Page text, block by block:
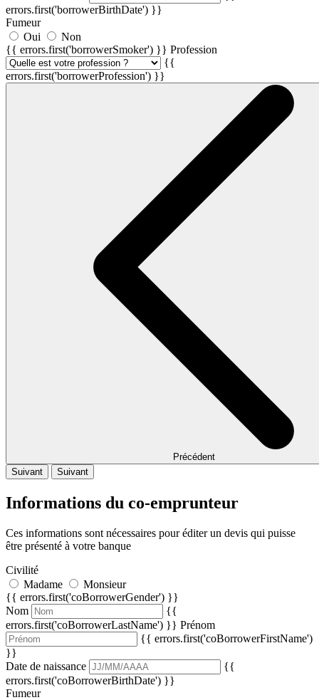
errors.first('borrowerBirthDate') }}
Fumeur
Oui
Non
{{ errors.first('borrowerSmoker') }} Profession
{{
errors.first('borrowerProfession') }}
Précédent
Suivant
Suivant
Informations du co-emprunteur
Ces informations sont nécessaires pour éditer un devis qui puisse
être présenté à votre banque
Civilité
Madame
Monsieur
{{ errors.first('coBorrowerGender') }}
Nom
{{
errors.first('coBorrowerLastName') }} Prénom
{{ errors.first('coBorrowerFirstName')
}}
Date de naissance
{{
errors.first('coBorrowerBirthDate') }}
Fumeur